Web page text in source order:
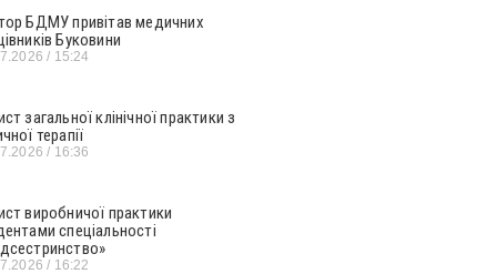
БДМУ привітав медичних
Буковини
15:24
загальної клінічної практики з
терапії
16:36
виробничої практики
спеціальності
16:22